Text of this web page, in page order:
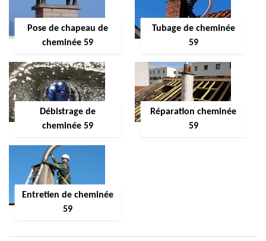
Pose de chapeau de
cheminée 59
Tubage de cheminée
59
Débistrage de
cheminée 59
Réparation cheminée
59
Entretien de cheminée
59